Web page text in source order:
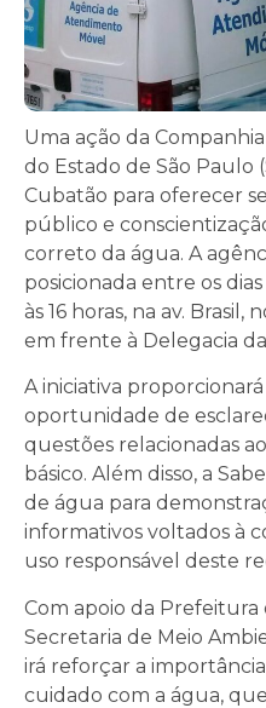
Uma ação da
do Estado de São Paulo
Cubatão para oferecer
público e
correto da água. A
posicionada entre os
às 16 horas, na av.
em frente à Delegacia
A iniciativa
oportunidade de
questões relacionadas
básico. Além disso, a
de água para
informativos voltados à
uso responsável deste
Com apoio da
Secretaria de Meio
irá reforçar a
cuidado com a água,